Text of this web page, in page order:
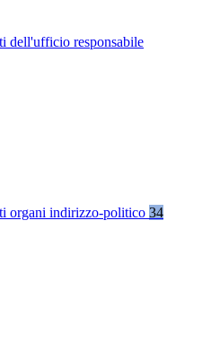
dell'ufficio responsabile
organi indirizzo-politico 34